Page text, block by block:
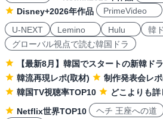
Disney+2026年作品
PrimeVideo
U-NEXT
Lemino Hulu
韓
グローバル視点で読む韓国ドラ
【最新8月】韓国でスタートの新韓ド
韓流再現レポ(取材)
制作発表会レ
韓国TV視聴率TOP10
どこよりも
Netflix世界TOP10
ヘチ 王座への道